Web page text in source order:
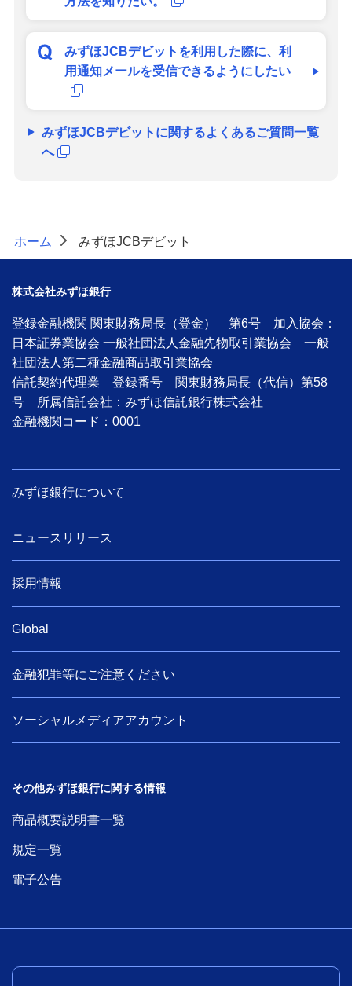
みずほJCBデビットを利用した際に、利
用通知メールを受信できるようにしたい
みずほJCBデビットに関するよくあるご質問一覧
へ
ホーム > みずほJCBデビット
株式会社みずほ銀行
登録金融機関 関東財務局長（登金） 第6号 加入協会：
日本証券業協会 一般社団法人金融先物取引業協会 一般
社団法人第二種金融商品取引業協会
信託契約代理業 登録番号 関東財務局長（代信）第58
号 所属信託会社：みずほ信託銀行株式会社
金融機関コード：0001
みずほ銀行について
ニュースリリース
採用情報
Global
金融犯罪等にご注意ください
ソーシャルメディアアカウント
その他みずほ銀行に関する情報
商品概要説明書一覧
規定一覧
電子公告